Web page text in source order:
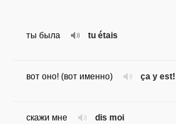
tu étais
ты была
ça y est!
вот оно! (вот именно)
dis moi
скажи мне